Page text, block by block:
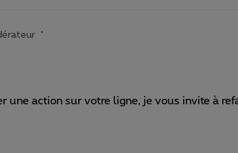
une action sur votre ligne, je vous invite à